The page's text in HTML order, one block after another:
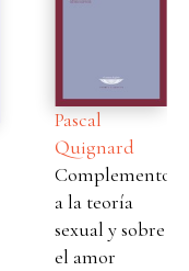
Pascal
Quignard
Complementos
a la teoría
sexual y sobre
el amor